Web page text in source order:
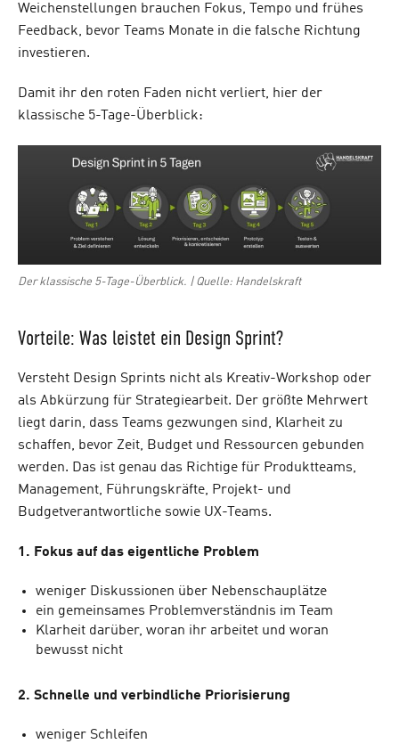
Weichenstellungen brauchen Fokus, Tempo und frühes
Feedback, bevor Teams Monate in die falsche Richtung
investieren.
Damit ihr den roten Faden nicht verliert, hier der
klassische 5-Tage-Überblick:
Der klassische 5-Tage-Überblick. | Quelle: Handelskraft
Vorteile: Was leistet ein Design Sprint?
Versteht Design Sprints nicht als Kreativ-Workshop oder
als Abkürzung für Strategiearbeit. Der größte Mehrwert
liegt darin, dass Teams gezwungen sind, Klarheit zu
schaffen, bevor Zeit, Budget und Ressourcen gebunden
werden. Das ist genau das Richtige für Produktteams,
Management, Führungskräfte, Projekt- und
Budgetverantwortliche sowie UX-Teams.
1. Fokus auf das eigentliche Problem
weniger Diskussionen über Nebenschauplätze
ein gemeinsames Problemverständnis im Team
Klarheit darüber, woran ihr arbeitet und woran
bewusst nicht
2. Schnelle und verbindliche Priorisierung
weniger Schleifen